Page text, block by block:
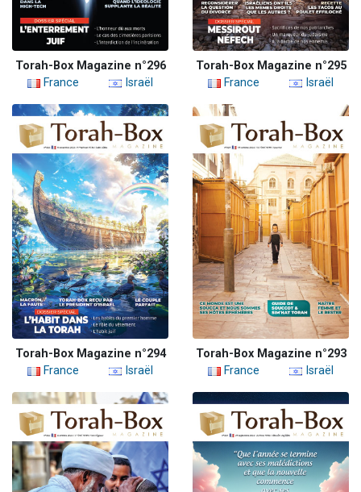
Torah-Box Magazine n°296
France
Israël
Torah-Box Magazine n°295
France
Israël
Torah-Box Magazine n°294
France
Israël
Torah-Box Magazine n°293
France
Israël